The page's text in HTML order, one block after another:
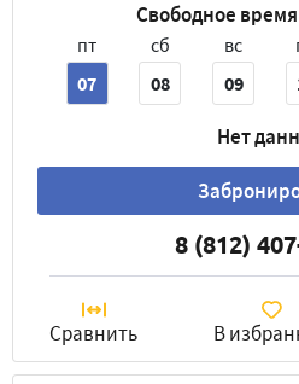
Свободное
пт
07
сб
08
вс
09
Нет
8 (812)
Сравнить В